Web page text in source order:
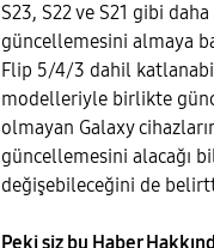
S23, S22 ve S21 gibi
güncellemesini almaya
Flip 5/4/3 dahil
modelleriyle birlikte
olmayan Galaxy
güncellemesini alacağı
değişebileceğini de
Peki siz bu Haber